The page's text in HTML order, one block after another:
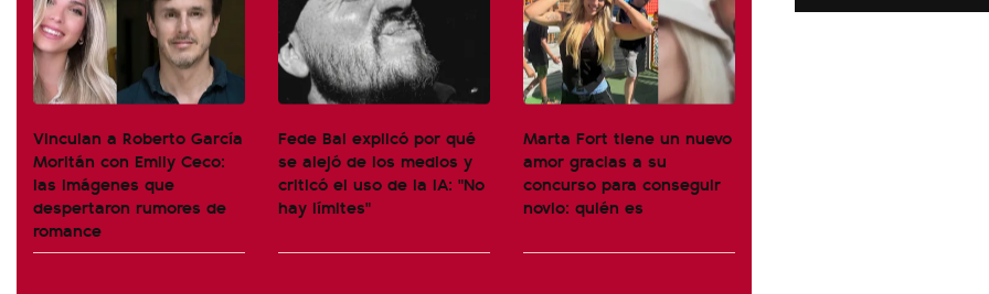
Vinculan a Roberto García
Moritán con Emily Ceco:
las imágenes que
despertaron rumores de
romance
Fede Bal explicó por qué
se alejó de los medios y
criticó el uso de la IA: "No
hay límites"
Marta Fort tiene un nuevo
amor gracias a su
concurso para conseguir
novio: quién es